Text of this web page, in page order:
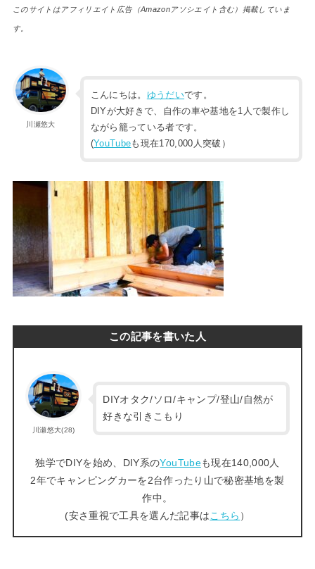
このサイトはアフィリエイト広告（Amazonアソシエイト含む）掲載していま
す。
川瀬悠大
こんにちは。 ゆうだいです。
DIYが大好きで、自作の車や基地を1人で製作し
ながら籠っている者です。
(YouTubeも現在170,000人突破）
この記事を書いた人
川瀬悠大(28)
DIYオタク/ソロ/キャンプ/登山/自然が
好きな引きこもり
独学でDIYを始め、DIY系のYouTubeも現在140,000人
2年でキャンピングカーを2台作ったり山で秘密基地を製
作中。
(安さ重視で工具を選んだ記事はこちら ）